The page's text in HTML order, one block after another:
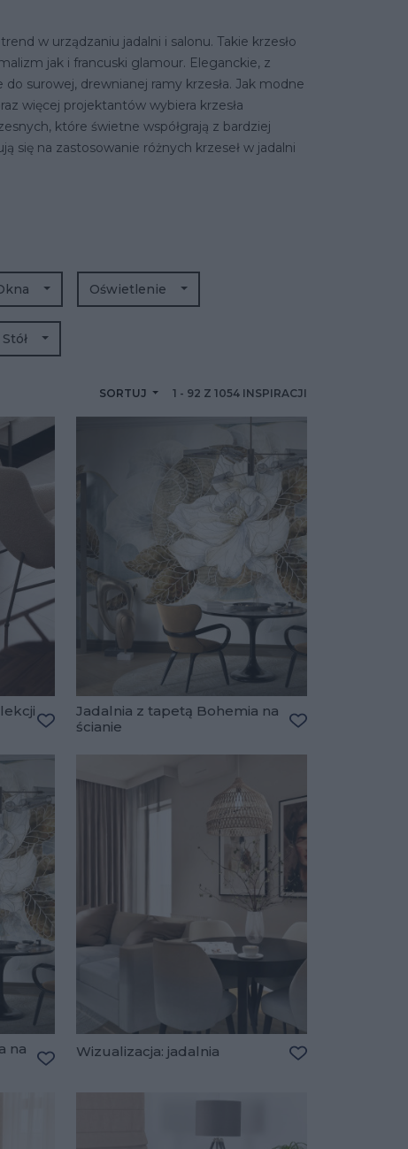
w urządzaniu jadalni i salonu. Takie krzesło
jak i francuski glamour. Eleganckie, z
surowej, drewnianej ramy krzesła. Jak modne
więcej projektantów wybiera krzesła
które świetne współgrają z bardziej
się na zastosowanie różnych krzeseł w jadalni
SORTUJ 1 - 92 Z 1054 INSPIRACJI
Oświetlenie
Stół
Jadalnia z tapetą Bohemia na
ścianie
na
Wizualizacja: jadalnia